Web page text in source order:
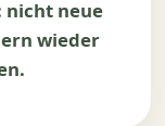
nicht neue
wieder